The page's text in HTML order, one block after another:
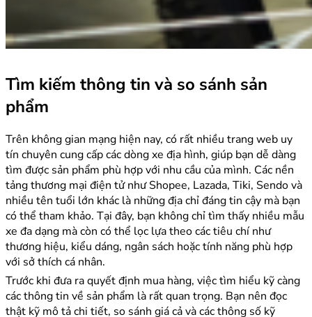
Tìm kiếm thông tin và so sánh sản
phẩm
Trên không gian mạng hiện nay, có rất nhiều trang web uy
tín chuyên cung cấp các dòng xe địa hình, giúp bạn dễ dàng
tìm được sản phẩm phù hợp với nhu cầu của mình. Các nền
tảng thương mại điện tử như Shopee, Lazada, Tiki, Sendo và
nhiều tên tuổi lớn khác là những địa chỉ đáng tin cậy mà bạn
có thể tham khảo. Tại đây, bạn không chỉ tìm thấy nhiều mẫu
xe đa dạng mà còn có thể lọc lựa theo các tiêu chí như
thương hiệu, kiểu dáng, ngân sách hoặc tính năng phù hợp
với sở thích cá nhân.
Trước khi đưa ra quyết định mua hàng, việc tìm hiểu kỹ càng
các thông tin về sản phẩm là rất quan trọng. Bạn nên đọc
thật kỹ mô tả chi tiết, so sánh giá cả và các thông số kỹ